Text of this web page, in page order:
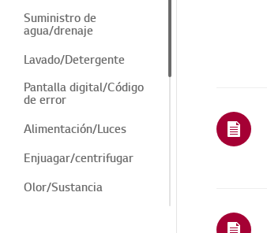
Suministro de
agua/drenaje
Lavado/Detergente
Pantalla digital/Código
de error
Alimentación/Luces
Enjuagar/centrifugar
Olor/Sustancia